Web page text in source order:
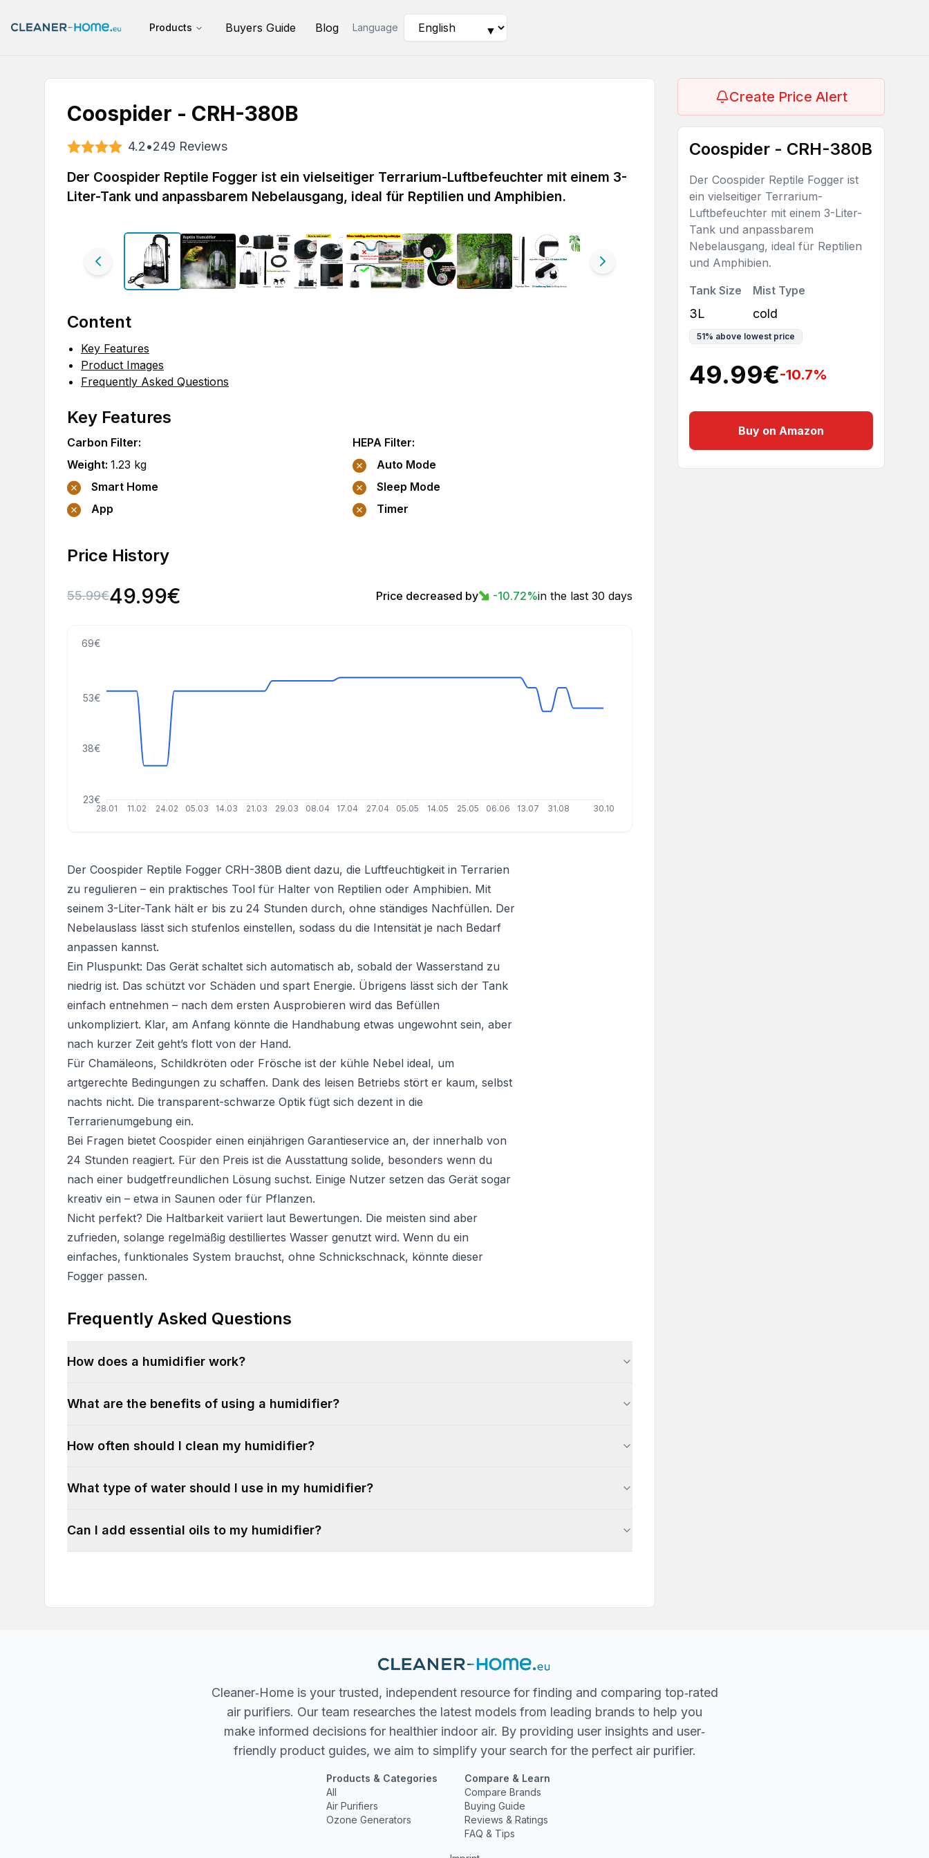
Products Buyers Guide Blog Language ▼
Coospider - CRH-380B
4.2•249 Reviews
Der Coospider Reptile Fogger ist ein vielseitiger Terrarium-Luftbefeuchter mit einem 3-
Liter-Tank und anpassbarem Nebelausgang, ideal für Reptilien und Amphibien.
Content
Key Features
Product Images
Frequently Asked Questions
Key Features
Carbon Filter: HEPA Filter:
Weight: 1.23 kg
Auto Mode
Smart Home
Sleep Mode
App
Timer
Price History
55.99€49.99€ Price decreased by -10.72%in the last 30 days
28.01 11.02 24.02 05.03 14.03 21.03 29.03 08.04 17.04 27.04 05.05 14.05 25.05 06.06 13.07 31.08 30.10
23€
38€
53€
69€
Der Coospider Reptile Fogger CRH-380B dient dazu, die Luftfeuchtigkeit in Terrarien
zu regulieren – ein praktisches Tool für Halter von Reptilien oder Amphibien. Mit
seinem 3-Liter-Tank hält er bis zu 24 Stunden durch, ohne ständiges Nachfüllen. Der
Nebelauslass lässt sich stufenlos einstellen, sodass du die Intensität je nach Bedarf
anpassen kannst.
Ein Pluspunkt: Das Gerät schaltet sich automatisch ab, sobald der Wasserstand zu
niedrig ist. Das schützt vor Schäden und spart Energie. Übrigens lässt sich der Tank
einfach entnehmen – nach dem ersten Ausprobieren wird das Befüllen
unkompliziert. Klar, am Anfang könnte die Handhabung etwas ungewohnt sein, aber
nach kurzer Zeit geht’s flott von der Hand.
Für Chamäleons, Schildkröten oder Frösche ist der kühle Nebel ideal, um
artgerechte Bedingungen zu schaffen. Dank des leisen Betriebs stört er kaum, selbst
nachts nicht. Die transparent-schwarze Optik fügt sich dezent in die
Terrarienumgebung ein.
Bei Fragen bietet Coospider einen einjährigen Garantieservice an, der innerhalb von
24 Stunden reagiert. Für den Preis ist die Ausstattung solide, besonders wenn du
nach einer budgetfreundlichen Lösung suchst. Einige Nutzer setzen das Gerät sogar
kreativ ein – etwa in Saunen oder für Pflanzen.
Nicht perfekt? Die Haltbarkeit variiert laut Bewertungen. Die meisten sind aber
zufrieden, solange regelmäßig destilliertes Wasser genutzt wird. Wenn du ein
einfaches, funktionales System brauchst, ohne Schnickschnack, könnte dieser
Fogger passen.
Frequently Asked Questions
How does a humidifier work?
What are the benefits of using a humidifier?
How often should I clean my humidifier?
What type of water should I use in my humidifier?
Can I add essential oils to my humidifier?
Create Price Alert
Coospider - CRH-380B
Der Coospider Reptile Fogger ist
ein vielseitiger Terrarium-
Luftbefeuchter mit einem 3-Liter-
Tank und anpassbarem
Nebelausgang, ideal für Reptilien
und Amphibien.
Tank Size
3L
Mist Type
cold
51% above lowest price
49.99€-10.7%
Buy on Amazon
Cleaner‐Home is your trusted, independent resource for finding and comparing top‐rated
air purifiers. Our team researches the latest models from leading brands to help you
make informed decisions for healthier indoor air. By providing user insights and user‐
friendly product guides, we aim to simplify your search for the perfect air purifier.
Products & Categories
All
Air Purifiers
Ozone Generators
Compare & Learn
Compare Brands
Buying Guide
Reviews & Ratings
FAQ & Tips